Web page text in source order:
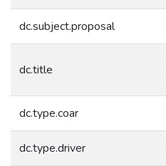
dc.subject.proposal
dc.title
dc.type.coar
dc.type.driver